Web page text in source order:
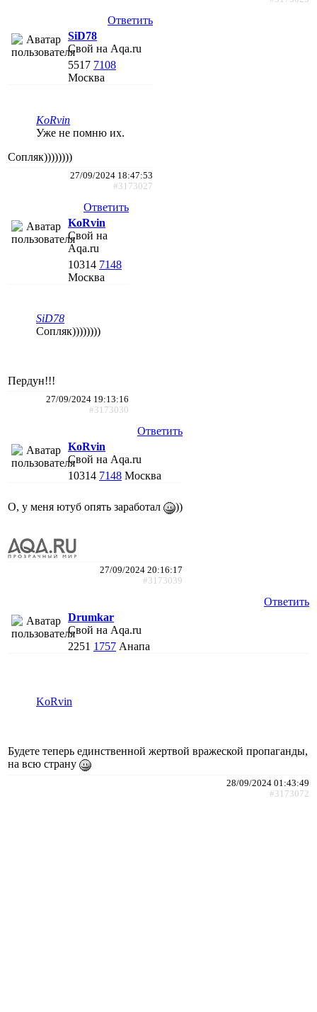
Ответить
SiD78
Свой на Aqa.ru
5517 7108
Москва
KoRvin
Уже не помню их.
Сопляк))))))))
27/09/2024 18:47:53
#3173027
Ответить
KoRvin
Свой на
Aqa.ru
10314 7148
Москва
SiD78
Сопляк))))))))
Пердун!!!
27/09/2024 19:13:16
#3173030
Ответить
KoRvin
Свой на Aqa.ru
10314 7148 Москва
О, у меня ютуб опять заработал ))
27/09/2024 20:16:17
#3173039
Ответить
Drumkar
Свой на Aqa.ru
2251 1757 Анапа
KoRvin
Будете теперь единственной жертвой вражеской пропаганды,
на всю страну
28/09/2024 01:43:49
#3173072